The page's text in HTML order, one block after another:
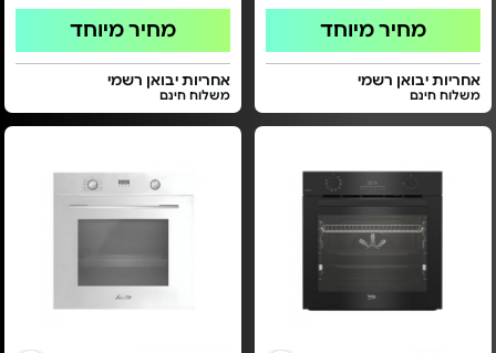
מחיר מיוחד
אחריות יבואן רשמי
משלוח חינם
מחיר מיוחד
אחריות יבואן רשמי
משלוח חינם